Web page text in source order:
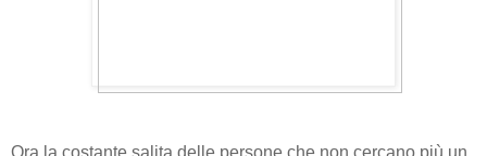
Ora la costante salita delle persone che non cercano più un